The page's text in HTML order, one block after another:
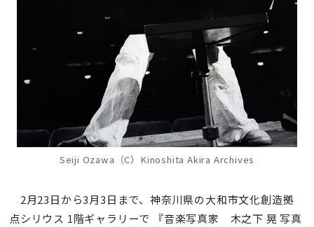
Seiji Ozawa（C）Kinoshita Akira Archives
2月23日から3月3日まで、神奈川県の大和市文化創造拠
点シリウス 1階ギャラリーで 『音楽写真家 木之下 晃 写真